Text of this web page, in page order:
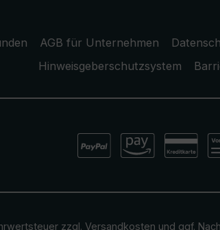
AGB für Unternehmen
Hinweisgeberschutzsystem
zzgl. Versandkosten und ggf.